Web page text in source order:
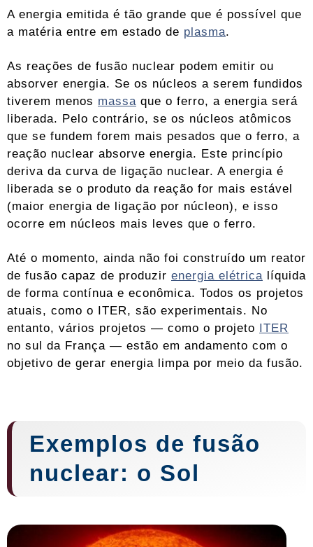
A energia emitida é tão grande que é possível que
a matéria entre em estado de plasma.
As reações de fusão nuclear podem emitir ou
absorver energia. Se os núcleos a serem fundidos
tiverem menos massa que o ferro, a energia será
liberada. Pelo contrário, se os núcleos atômicos
que se fundem forem mais pesados ​​que o ferro, a
reação nuclear absorve energia. Este princípio
deriva da curva de ligação nuclear. A energia é
liberada se o produto da reação for mais estável
(maior energia de ligação por núcleon), e isso
ocorre em núcleos mais leves que o ferro.
Até o momento, ainda não foi construído um reator
de fusão capaz de produzir energia elétrica líquida
de forma contínua e econômica. Todos os projetos
atuais, como o ITER, são experimentais. No
entanto, vários projetos — como o projeto ITER
no sul da França — estão em andamento com o
objetivo de gerar energia limpa por meio da fusão.
Exemplos de fusão
nuclear: o Sol